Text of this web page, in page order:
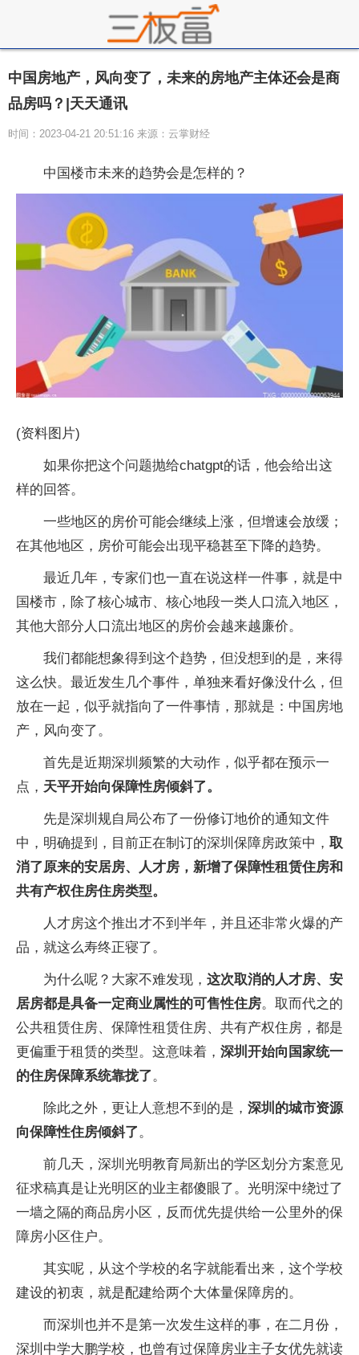
中国房地产，风向变了，未来的房地产主体还会是商
品房吗？|天天通讯
时间：2023-04-21 20:51:16 来源：云掌财经
中国楼市未来的趋势会是怎样的？
(资料图片)
如果你把这个问题抛给chatgpt的话，他会给出这
样的回答。
一些地区的房价可能会继续上涨，但增速会放缓；
在其他地区，房价可能会出现平稳甚至下降的趋势。
最近几年，专家们也一直在说这样一件事，就是中
国楼市，除了核心城市、核心地段一类人口流入地区，
其他大部分人口流出地区的房价会越来越廉价。
我们都能想象得到这个趋势，但没想到的是，来得
这么快。最近发生几个事件，单独来看好像没什么，但
放在一起，似乎就指向了一件事情，那就是：中国房地
产，风向变了。
首先是近期深圳频繁的大动作，似乎都在预示一
点， 天平开始向保障性房倾斜了。
先是深圳规自局公布了一份修订地价的通知文件
中，明确提到，目前正在制订的深圳保障房政策中， 取
消了原来的安居房、人才房，新增了保障性租赁住房和
共有产权住房住房类型。
人才房这个推出才不到半年，并且还非常火爆的产
品，就这么寿终正寝了。
为什么呢？大家不难发现， 这次取消的人才房、安
居房都是具备一定商业属性的可售性住房。取而代之的
公共租赁住房、保障性租赁住房、共有产权住房，都是
更偏重于租赁的类型。这意味着， 深圳开始向国家统一
的住房保障系统靠拢了。
除此之外，更让人意想不到的是， 深圳的城市资源
向保障性住房倾斜了。
前几天，深圳光明教育局新出的学区划分方案意见
征求稿真是让光明区的业主都傻眼了。光明深中绕过了
一墙之隔的商品房小区，反而优先提供给一公里外的保
障房小区住户。
其实呢，从这个学校的名字就能看出来，这个学校
建设的初衷，就是配建给两个大体量保障房的。
而深圳也并不是第一次发生这样的事，在二月份，
深圳中学大鹏学校，也曾有过保障房业主子女优先就读